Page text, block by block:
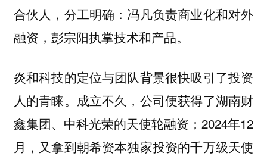
合伙人，分工明确：冯凡负责商业化和对外
融资，彭宗阳执掌技术和产品。
炎和科技的定位与团队背景很快吸引了投资
人的青睐。成立不久，公司便获得了湖南财
鑫集团、中科光荣的天使轮融资；2024年12
月，又拿到朝希资本独家投资的千万级天使